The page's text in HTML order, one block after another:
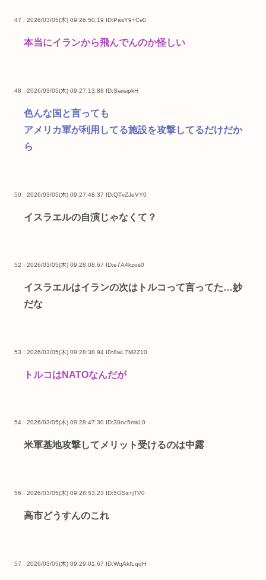
47 : 2026/03/05(木) 09:26:50.19 ID:PasY9+Cv0
本当にイランから飛んでんのか怪しい
48 : 2026/03/05(木) 09:27:13.88 ID:SiaisipkH
色んな国と言っても
アメリカ軍が利用してる施設を攻撃してるだけだか
ら
50 : 2026/03/05(木) 09:27:48.37 ID:QTvZJeVY0
イスラエルの自演じゃなくて？
52 : 2026/03/05(木) 09:28:08.67 ID:e7A4kzos0
イスラエルはイランの次はトルコって言ってた…妙
だな
53 : 2026/03/05(木) 09:28:38.94 ID:8wL7M2Z10
トルコはNATOなんだが
54 : 2026/03/05(木) 09:28:47.30 ID:30nc5mkL0
米軍基地攻撃してメリット受けるのは中露
56 : 2026/03/05(木) 09:28:53.23 ID:5GSs+jTV0
高市どうすんのこれ
57 : 2026/03/05(木) 09:29:01.67 ID:WqAkILqqH